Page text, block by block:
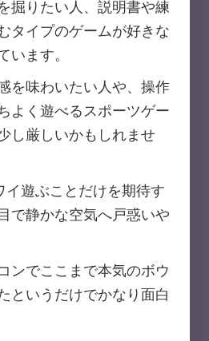
掘りたい人、説明書や練
タイプのゲームが好きな
います。
を味わいたい人や、操作
よく遊べるスポーツゲー
し厳しいかもしれませ
イ遊ぶことだけを期待す
で静かな空気へ戸惑いや
ンでここまで本気のボウ
というだけでかなり面白